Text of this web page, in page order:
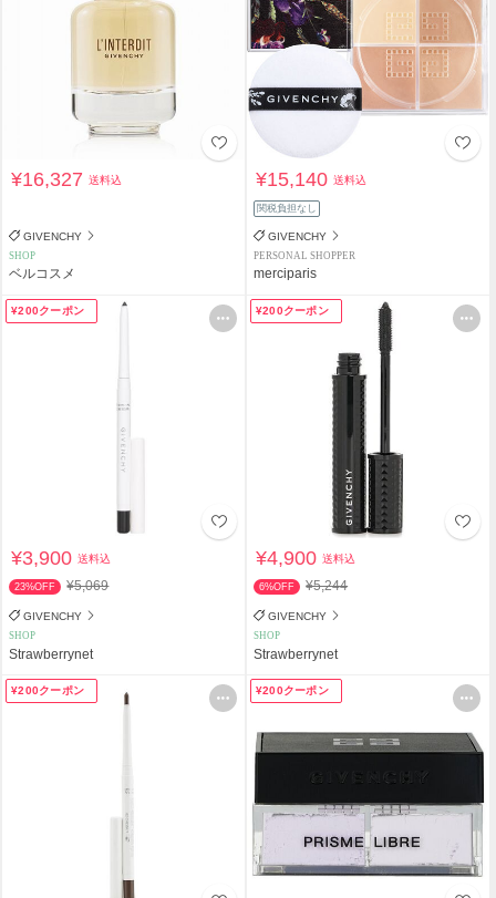
¥16,327送料込
GIVENCHY
SHOP
ベルコスメ
¥15,140送料込
関税負担なし
GIVENCHY
PERSONAL SHOPPER
merciparis
¥200クーポン
¥3,900送料込
23%OFF ¥5,069
GIVENCHY
SHOP
Strawberrynet
¥200クーポン
¥4,900送料込
6%OFF ¥5,244
GIVENCHY
SHOP
Strawberrynet
¥200クーポン ¥200クーポン